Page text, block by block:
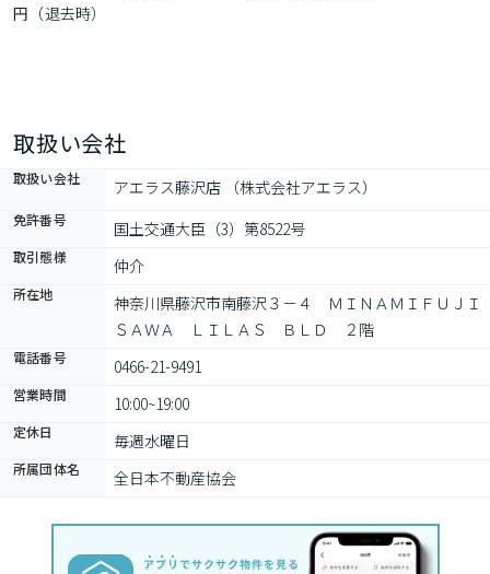
円（退去時）
取扱い会社
取扱い会社 アエラス藤沢店 （株式会社アエラス）
免許番号 国土交通大臣（3）第8522号
取引態様 仲介
所在地
神奈川県藤沢市南藤沢３－４　ＭＩＮＡＭＩＦＵＪＩ
ＳＡＷＡ　ＬＩＬＡＳ　ＢＬＤ　２階
電話番号 0466-21-9491
営業時間 10:00~19:00
定休日 毎週水曜日
所属団体名 全日本不動産協会